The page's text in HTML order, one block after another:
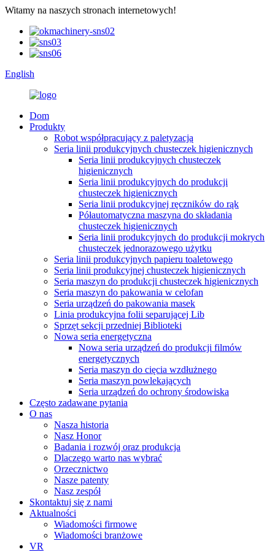
Witamy na naszych stronach internetowych!
English
Dom
Produkty
Robot współpracujący z paletyzacją
Seria linii produkcyjnych chusteczek higienicznych
Seria linii produkcyjnych chusteczek
higienicznych
Seria linii produkcyjnych do produkcji
chusteczek higienicznych
Seria linii produkcyjnej ręczników do rąk
Półautomatyczna maszyna do składania
chusteczek higienicznych
Seria linii produkcyjnych do produkcji mokrych
chusteczek jednorazowego użytku
Seria linii produkcyjnych papieru toaletowego
Seria linii produkcyjnej chusteczek higienicznych
Seria maszyn do produkcji chusteczek higienicznych
Seria maszyn do pakowania w celofan
Seria urządzeń do pakowania masek
Linia produkcyjna folii separującej Lib
Sprzęt sekcji przedniej Biblioteki
Nowa seria energetyczna
Nowa seria urządzeń do produkcji filmów
energetycznych
Seria maszyn do cięcia wzdłużnego
Seria maszyn powlekających
Seria urządzeń do ochrony środowiska
Często zadawane pytania
O nas
Nasza historia
Nasz Honor
Badania i rozwój oraz produkcja
Dlaczego warto nas wybrać
Orzecznictwo
Nasze patenty
Nasz zespół
Skontaktuj się z nami
Aktualności
Wiadomości firmowe
Wiadomości branżowe
VR